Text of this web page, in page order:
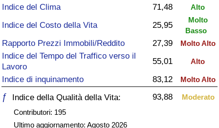
Indice del Clima 71,48 Alto
Indice del Costo della Vita 25,95
Molto
Basso
Rapporto Prezzi Immobili/Reddito 27,39 Molto Alto
Indice del Tempo del Traffico verso il
Lavoro
55,01 Alto
Indice di inquinamento 83,12 Molto Alto
ƒ Indice della Qualità della Vita: 93,88
Moderato
Contributori: 195
Ultimo aggiornamento: Agosto 2026
Indice della Criminalità
Assistenza Sanitaria
Indice dell’Assistenza Sanitaria (Corrente)
Indice dell’Assistenza Sanitaria